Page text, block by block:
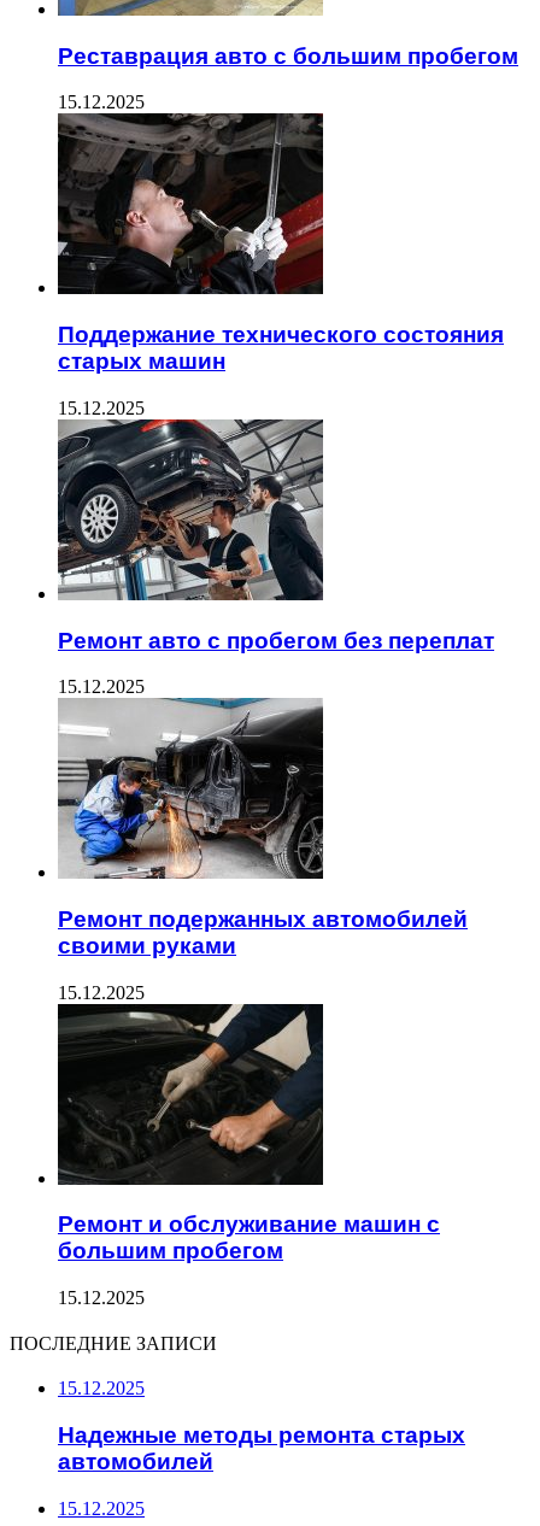
Реставрация авто с большим пробегом
15.12.2025
Поддержание технического состояния
старых машин
15.12.2025
Ремонт авто с пробегом без переплат
15.12.2025
Ремонт подержанных автомобилей
своими руками
15.12.2025
Ремонт и обслуживание машин с
большим пробегом
15.12.2025
ПОСЛЕДНИЕ ЗАПИСИ
15.12.2025
Надежные методы ремонта старых
автомобилей
15.12.2025